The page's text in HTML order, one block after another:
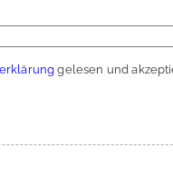
gelesen und